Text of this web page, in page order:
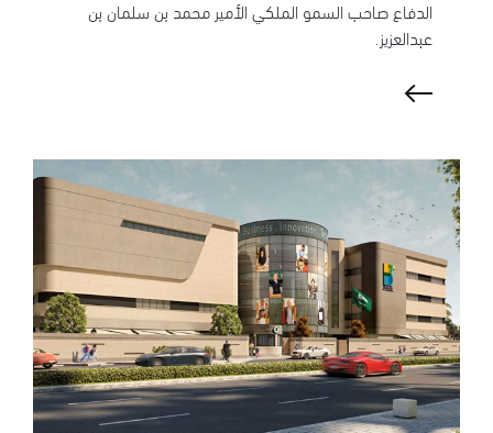
الدفاع صاحب السمو الملكي الأمير محمد بن سلمان بن
عبدالعزيز.